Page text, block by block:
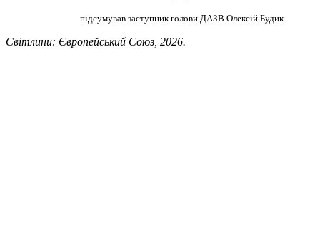
підсумував заступник голови ДАЗВ Олексій Будик.
Світлини: Європейський Союз, 2026.